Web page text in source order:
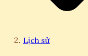
Lịch sử